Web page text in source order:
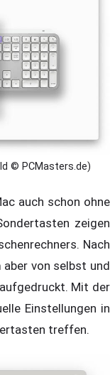
© PCMasters.de)
auch schon ohne
zeigen
Nach
von selbst und
Mit der
Einstellungen in
treffen.